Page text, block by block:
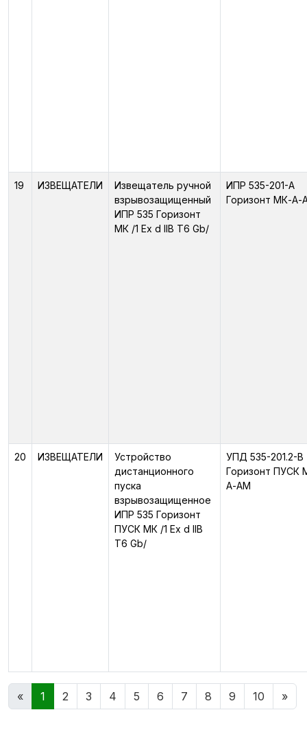
19 ИЗВЕЩАТЕЛИ
Извещатель ручной
взрывозащищенный
ИПР 535 Горизонт
МК /1 Ex d IIB T6 Gb/
ИПР 535-201-А
Горизонт МК-А-
20 ИЗВЕЩАТЕЛИ
Устройство
дистанционного
пуска
взрывозащищенное
ИПР 535 Горизонт
ПУСК МК /1 Ex d IIB
T6 Gb/
УПД 535-201.2-В
Горизонт ПУСК
А-АМ
«Previous
1 2 3 4 5 6 7 8 9 10 »